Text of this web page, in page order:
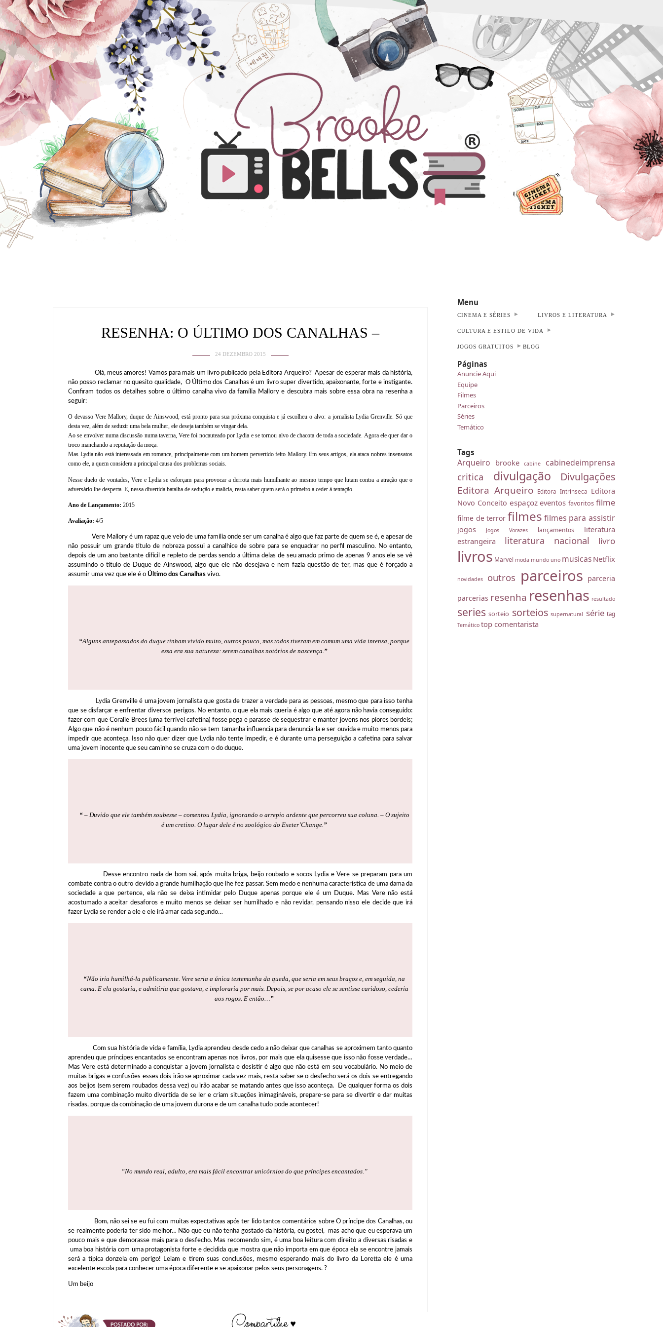
RESENHA: O ÚLTIMO DOS CANALHAS –
24 DEZEMBRO 2015
Olá, meus amores! Vamos para mais um livro publicado pela Editora Arqueiro? Apesar de esperar mais da história,
não posso reclamar no quesito qualidade, O Último dos Canalhas é um livro super divertido, apaixonante, forte e instigante.
Confiram todos os detalhes sobre o último canalha vivo da família Mallory e descubra mais sobre essa obra na resenha a
seguir:
O devasso Vere Mallory, duque de Ainswood, está pronto para sua próxima conquista e já escolheu o alvo: a jornalista Lydia Grenville. Só que
desta vez, além de seduzir uma bela mulher, ele deseja também se vingar dela.
Ao se envolver numa discussão numa taverna, Vere foi nocauteado por Lydia e se tornou alvo de chacota de toda a sociedade. Agora ele quer dar o
troco manchando a reputação da moça.
Mas Lydia não está interessada em romance, principalmente com um homem pervertido feito Mallory. Em seus artigos, ela ataca nobres insensatos
como ele, a quem considera a principal causa dos problemas sociais.
Nesse duelo de vontades, Vere e Lydia se esforçam para provocar a derrota mais humilhante ao mesmo tempo que lutam contra a atração que o
adversário lhe desperta. E, nessa divertida batalha de sedução e malícia, resta saber quem será o primeiro a ceder à tentação.
Ano de Lançamento: 2015
Avaliação: 4/5
Vere Mallory é um rapaz que veio de uma família onde ser um canalha é algo que faz parte de quem se é, e apesar de
não possuir um grande titulo de nobreza possui a canalhice de sobre para se enquadrar no perfil masculino. No entanto,
depois de um ano bastante difícil e repleto de perdas sendo a última delas de seu amado primo de apenas 9 anos ele se vê
assumindo o título de Duque de Ainswood, algo que ele não desejava e nem fazia questão de ter, mas que é forçado a
assumir uma vez que ele é o Último dos Canalhas vivo.
“Alguns antepassados do duque tinham vivido muito, outros pouco, mas todos tiveram em comum uma vida intensa, porque
essa era sua natureza: serem canalhas notórios de nascença.”
Lydia Grenville é uma jovem jornalista que gosta de trazer a verdade para as pessoas, mesmo que para isso tenha
que se disfarçar e enfrentar diversos perigos. No entanto, o que ela mais queria é algo que até agora não havia conseguido:
fazer com que Coralie Brees (uma terrível cafetina) fosse pega e parasse de sequestrar e manter jovens nos piores bordeis;
Algo que não é nenhum pouco fácil quando não se tem tamanha influencia para denuncia-la e ser ouvida e muito menos para
impedir que aconteça. Isso não quer dizer que Lydia não tente impedir, e é durante uma perseguição a cafetina para salvar
uma jovem inocente que seu caminho se cruza com o do duque.
“ – Duvido que ele também soubesse – comentou Lydia, ignorando o arrepio ardente que percorreu sua coluna. – O sujeito
é um cretino. O lugar dele é no zoológico do Exeter’Change. ”
Desse encontro nada de bom sai, após muita briga, beijo roubado e socos Lydia e Vere se preparam para um
combate contra o outro devido a grande humilhação que lhe fez passar. Sem medo e nenhuma característica de uma dama da
sociedade a que pertence, ela não se deixa intimidar pelo Duque apenas porque ele é um Duque. Mas Vere não está
acostumado a aceitar desaforos e muito menos se deixar ser humilhado e não revidar, pensando nisso ele decide que irá
fazer Lydia se render a ele e ele irá amar cada segundo…
“Não iria humilhá-la publicamente. Vere seria a única testemunha da queda, que seria em seus braços e, em seguida, na
cama. E ela gostaria, e admitiria que gostava, e imploraria por mais. Depois, se por acaso ele se sentisse caridoso, cederia
aos rogos. E então…”
Com sua história de vida e família, Lydia aprendeu desde cedo a não deixar que canalhas se aproximem tanto quanto
aprendeu que príncipes encantados se encontram apenas nos livros, por mais que ela quisesse que isso não fosse verdade…
Mas Vere está determinado a conquistar a jovem jornalista e desistir é algo que não está em seu vocabulário. No meio de
muitas brigas e confusões esses dois irão se aproximar cada vez mais, resta saber se o desfecho será os dois se entregando
aos beijos (sem serem roubados dessa vez) ou irão acabar se matando antes que isso aconteça. De qualquer forma os dois
fazem uma combinação muito divertida de se ler e criam situações inimagináveis, prepare-se para se divertir e dar muitas
risadas, porque da combinação de uma jovem durona e de um canalha tudo pode acontecer!
“No mundo real, adulto, era mais fácil encontrar unicórnios do que príncipes encantados.”
Bom, não sei se eu fui com muitas expectativas após ter lido tantos comentários sobre O príncipe dos Canalhas, ou
se realmente poderia ter sido melhor… Não que eu não tenha gostado da história, eu gostei, mas acho que eu esperava um
pouco mais e que demorasse mais para o desfecho. Mas recomendo sim, é uma boa leitura com direito a diversas risadas e
uma boa história com uma protagonista forte e decidida que mostra que não importa em que época ela se encontre jamais
será a típica donzela em perigo! Leiam e tirem suas conclusões, mesmo esperando mais do livro da Loretta ele é uma
excelente escola para conhecer uma época diferente e se apaixonar pelos seus personagens. ?
Um beijo
Menu
CINEMA E SÉRIES LIVROS E LITERATURA
CULTURA E ESTILO DE VIDA
JOGOS GRATUITOS BLOG
Páginas
Anuncie Aqui
Equipe
Filmes
Parceiros
Séries
Temático
Tags
Arqueiro brooke cabine cabinedeimprensa
critica divulgação Divulgações
Editora Arqueiro Editora Intrínseca Editora
Novo Conceito espaçoz eventos favoritos filme
filme de terror filmes filmes para assistir
jogos Jogos Vorazes lançamentos
literatura
estrangeira
literatura nacional livro
livros Marvel moda mundo uno musicas Netflix
novidades outros parceiros parceria
parcerias resenha resenhas resultado
series sorteio sorteios supernatural série tag
Temático top comentarista